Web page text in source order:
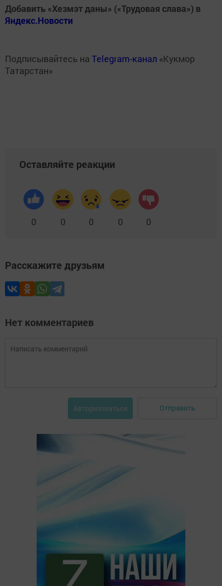
Добавить «Хезмэт даны» («Трудовая слава») в
Яндекс.Новости
Подписывайтесь на Telegram-канал «Кукмор
Татарстан»
Оставляйте реакции
0 0 0 0 0
Расскажите друзьям
Нет комментариев
Авторизоваться Отправить